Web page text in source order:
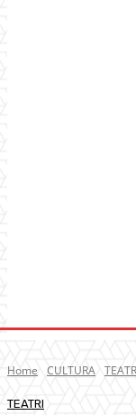
Home CULTURA
TEATRI